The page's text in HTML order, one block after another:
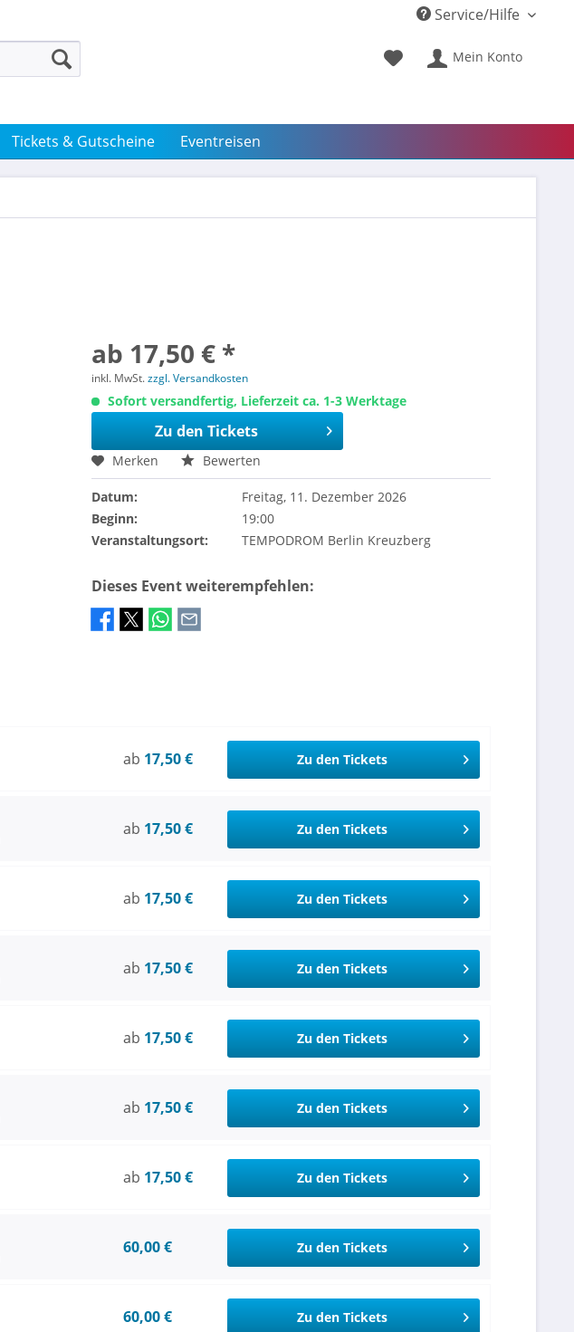
Service/Hilfe
Mein Konto
Tickets & Gutscheine Eventreisen
ab 17,50 € *
inkl. MwSt.zzgl. Versandkosten
Sofort versandfertig, Lieferzeit ca. 1-3 Werktage
Zu den Tickets
Merken Bewerten
Datum:
Freitag, 11. Dezember 2026
Beginn:
19:00
Veranstaltungsort:
TEMPODROM Berlin Kreuzberg
Dieses Event weiterempfehlen:
ab 17,50 € Zu den Tickets
ab 17,50 € Zu den Tickets
ab 17,50 € Zu den Tickets
ab 17,50 € Zu den Tickets
ab 17,50 € Zu den Tickets
ab 17,50 € Zu den Tickets
ab 17,50 € Zu den Tickets
60,00 € Zu den Tickets
60,00 € Zu den Tickets